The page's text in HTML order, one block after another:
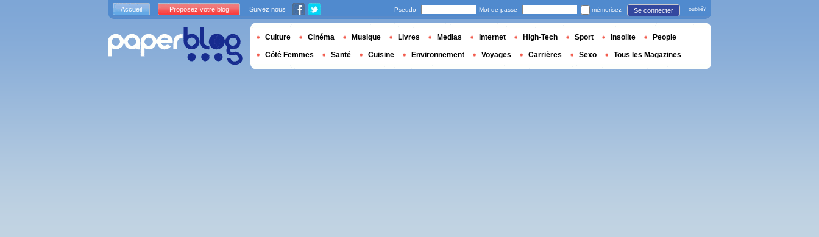
Accueil Proposez votre blog Suivez nous Pseudo Mot de passe mémorisez Se connecter oublié?
Culture Cinéma Musique Livres Medias Internet High-Tech Sport Insolite People
Côté Femmes Santé Cuisine Environnement Voyages Carrières Sexo Tous les Magazines